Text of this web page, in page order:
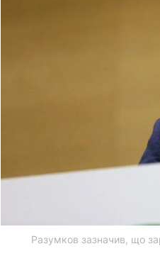
Разумков зазначив, що